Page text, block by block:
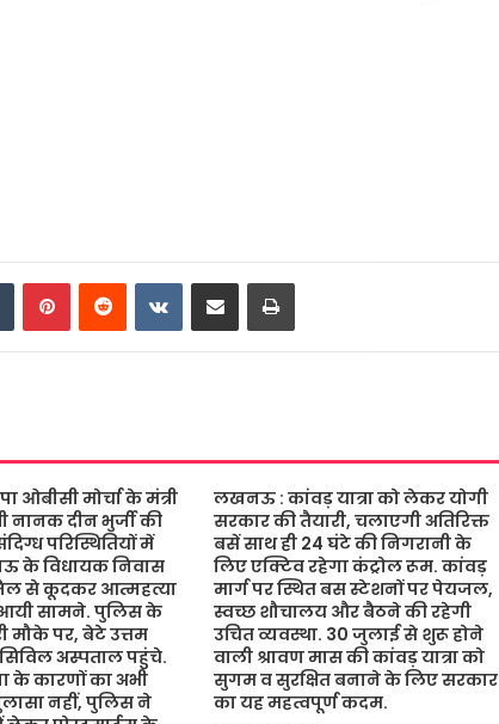
TumblrPinterestReddit VKontakte
Share via Email Print
मोर्चा के मंत्री
नानक दीन भुर्जी की
परिस्थितियों में
के विधायक निवास
से कूदकर आत्महत्या
सामने. पुलिस के
मौके पर, बेटे उत्तम
अस्पताल पहुंचे.
के कारणों का अभी
नहीं, पुलिस ने
लखनऊ : कांवड़ यात्रा को लेकर योगी
सरकार की तैयारी, चलाएगी अतिरिक्त
बसें साथ ही 24 घंटे की निगरानी के
लिए एक्टिव रहेगा कंट्रोल रूम. कांवड़
मार्ग पर स्थित बस स्टेशनों पर पेयजल,
स्वच्छ शौचालय और बैठने की रहेगी
उचित व्यवस्था. 30 जुलाई से शुरू होने
वाली श्रावण मास की कांवड़ यात्रा को
सुगम व सुरक्षित बनाने के लिए सरकार
का यह महत्वपूर्ण कदम.